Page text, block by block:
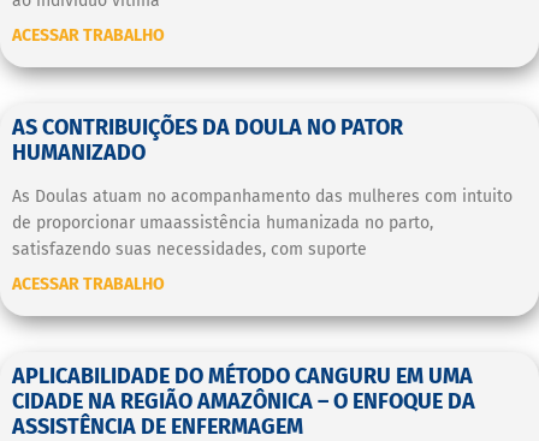
ACESSAR TRABALHO
AS CONTRIBUIÇÕES DA DOULA NO PATOR
HUMANIZADO
As Doulas atuam no acompanhamento das mulheres com intuito
de proporcionar umaassistência humanizada no parto,
satisfazendo suas necessidades, com suporte
ACESSAR TRABALHO
APLICABILIDADE DO MÉTODO CANGURU EM UMA
CIDADE NA REGIÃO AMAZÔNICA – O ENFOQUE DA
ASSISTÊNCIA DE ENFERMAGEM